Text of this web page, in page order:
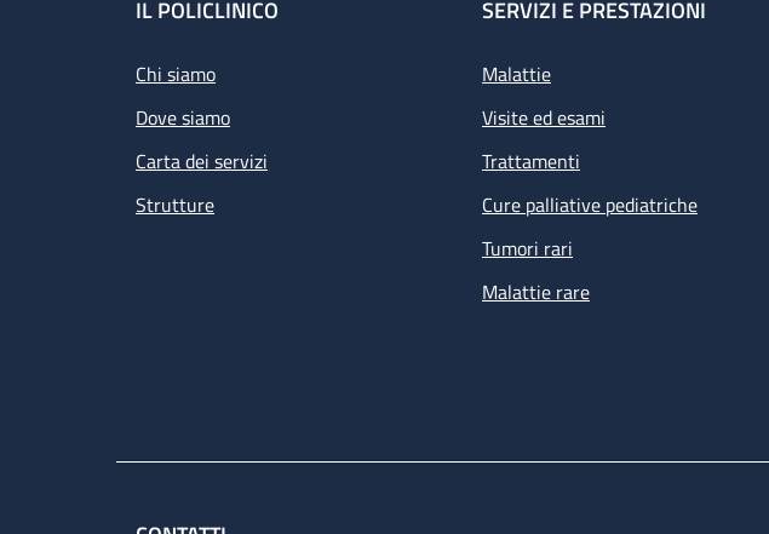
Footer
IL POLICLINICO
Chi siamo
Dove siamo
Carta dei servizi
Strutture
SERVIZI E PRESTAZIONI
Malattie
Visite ed esami
Trattamenti
Cure palliative pediatriche
Tumori rari
Malattie rare